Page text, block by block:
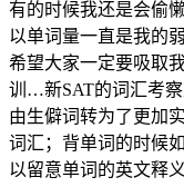
有的时候我还是会偷
以单词量一直是我的弱
希望大家一定要吸取
训…新SAT的词汇考
由生僻词转为了更加
词汇；背单词的时候
以留意单词的英文释